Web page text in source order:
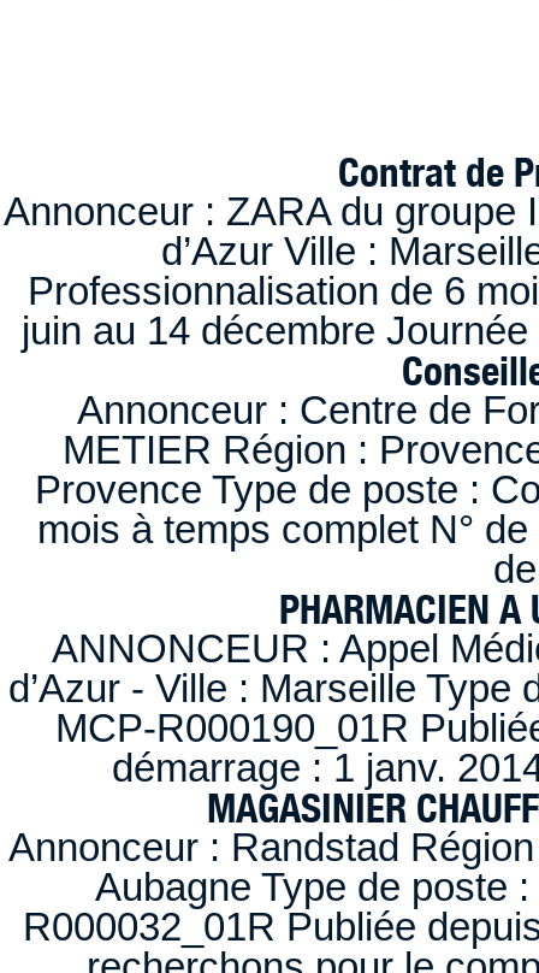
Contrat de
Annonceur : ZARA du
d’Azur Ville :
Professionnalisation de 6
juin au 14 décembre
Annonceur : Centre de
METIER Région :
Provence Type de poste :
mois à temps complet N°
PHARMACIEN A
ANNONCEUR : Appel
d’Azur - Ville : Marseille
MCP-R000190_01R
démarrage : 1 janv.
MAGASINIER
Annonceur : Randstad
Aubagne Type de poste
R000032_01R Publiée